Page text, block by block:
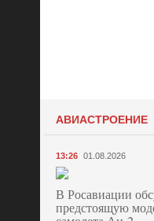
АВИАСТРОЕНИЕ
13:26 01.08.2026
В Росавиации
предстоящую